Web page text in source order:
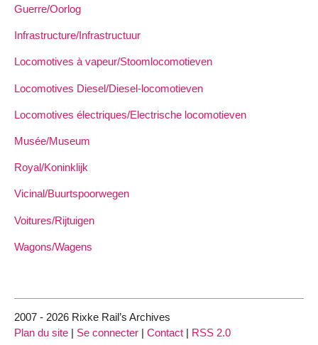
Guerre/Oorlog
Infrastructure/Infrastructuur
Locomotives à vapeur/Stoomlocomotieven
Locomotives Diesel/Diesel-locomotieven
Locomotives électriques/Electrische locomotieven
Musée/Museum
Royal/Koninklijk
Vicinal/Buurtspoorwegen
Voitures/Rijtuigen
Wagons/Wagens
2007 - 2026 Rixke Rail’s Archives
Plan du site | Se connecter | Contact | RSS 2.0